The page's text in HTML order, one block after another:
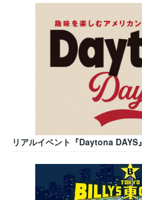
リアルイベント『Daytona DAYS』